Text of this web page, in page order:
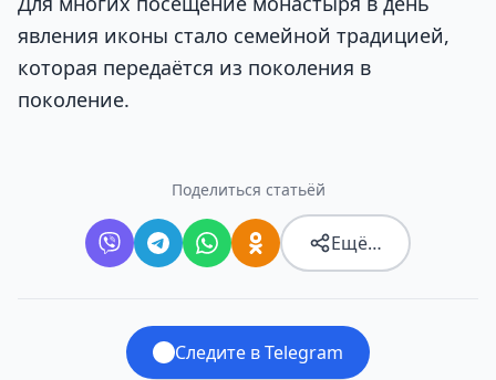
явления иконы стало семейной традицией,
которая передаётся из поколения в
поколение.
Поделиться статьёй
Ещё…
Следите в Telegram